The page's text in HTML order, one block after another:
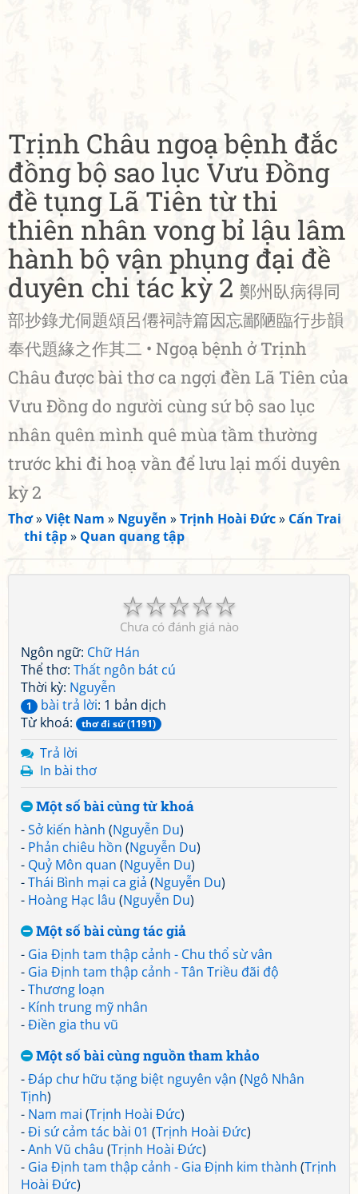
Trịnh Châu ngoạ bệnh đắc
đồng bộ sao lục Vưu Đồng
đề tụng Lã Tiên từ thi
thiên nhân vong bỉ lậu lâm
hành bộ vận phụng đại đề
duyên chi tác kỳ 2 鄭州臥病得同
部抄錄尤侗題頌呂僊祠詩篇因忘鄙陋臨行步韻
奉代題緣之作其二 • Ngoạ bệnh ở Trịnh
Châu được bài thơ ca ngợi đền Lã Tiên của
Vưu Đồng do người cùng sứ bộ sao lục
nhân quên mình quê mùa tầm thường
trước khi đi hoạ vần để lưu lại mối duyên
kỳ 2
Thơ»Việt Nam » Nguyễn »Trịnh Hoài Đức» Cấn Trai
thi tập» Quan quang tập
☆
☆
☆
☆
☆
Chưa có đánh giá nào
Ngôn ngữ: Chữ Hán
Thể thơ: Thất ngôn bát cú
Thời kỳ: Nguyễn
1 bài trả lời: 1 bản dịch
Từ khoá:
thơ đi sứ (1191)
Trả lời
In bài thơ
Một số bài cùng từ khoá
-Sở kiến hành (Nguyễn Du)
- Phản chiêu hồn (Nguyễn Du)
- Quỷ Môn quan (Nguyễn Du)
-Thái Bình mại ca giả (Nguyễn Du)
- Hoàng Hạc lâu (Nguyễn Du)
Một số bài cùng tác giả
- Gia Định tam thập cảnh - Chu thổ sừ vân
- Gia Định tam thập cảnh - Tân Triều đãi độ
-Thương loạn
- Kính trung mỹ nhân
-Điền gia thu vũ
Một số bài cùng nguồn tham khảo
-Đáp chư hữu tặng biệt nguyên vận (Ngô Nhân
Tịnh)
- Nam mai (Trịnh Hoài Đức)
-Đi sứ cảm tác bài 01 (Trịnh Hoài Đức)
-Anh Vũ châu (Trịnh Hoài Đức)
- Gia Định tam thập cảnh - Gia Định kim thành (Trịnh
Hoài Đức)